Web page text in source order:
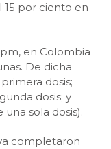
15 por ciento en
pm, en Colombia
De dicha
dosis;
dosis; y
una sola dosis).
completaron